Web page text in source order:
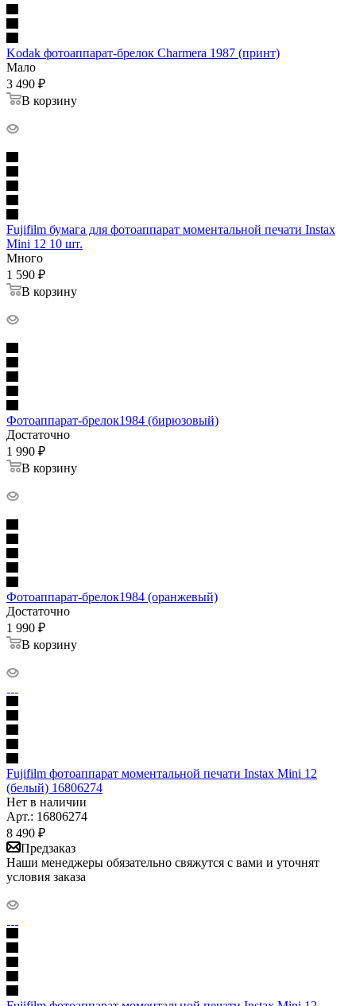
Kodak фотоаппарат-брелок Charmera 1987 (принт)
Мало
3 490 ₽
В корзину
Fujifilm бумага для фотоаппарат моментальной печати Instax
Mini 12 10 шт.
Много
1 590 ₽
В корзину
Фотоаппарат-брелок1984 (бирюзовый)
Достаточно
1 990 ₽
В корзину
Фотоаппарат-брелок1984 (оранжевый)
Достаточно
1 990 ₽
В корзину
Fujifilm фотоаппарат моментальной печати Instax Mini 12
(белый) 16806274
Нет в наличии
Арт.: 16806274
8 490 ₽
Предзаказ
Наши менеджеры обязательно свяжутся с вами и уточнят
условия заказа